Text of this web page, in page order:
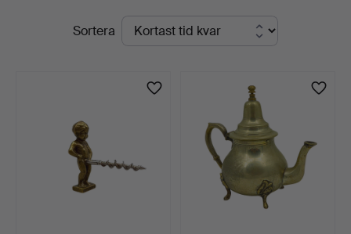
Auktionshaus
Hammerschlag
PågåendeSortera